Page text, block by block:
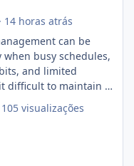
· 14 horas atrás
can be
busy schedules,
and limited
difficult to maintain a
many people look
that may
105 visualizações